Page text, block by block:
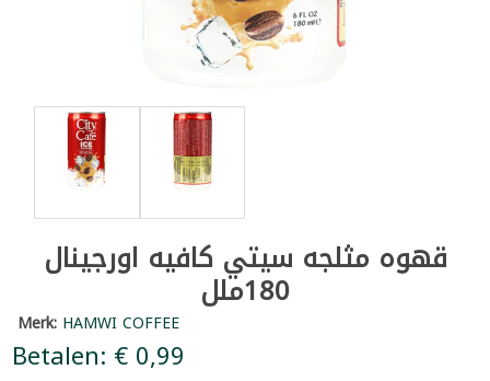
قهوه مثلجه سيتي كافيه اورجينال
180ملل
Merk: HAMWI COFFEE
Betalen: € 0,99